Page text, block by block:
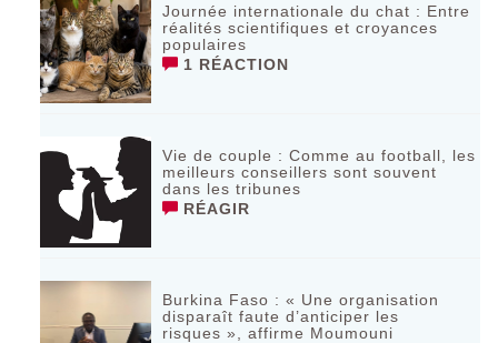
Journée internationale du chat : Entre
réalités scientifiques et croyances
populaires
1 RÉACTION
Vie de couple : Comme au football, les
meilleurs conseillers sont souvent
dans les tribunes
RÉAGIR
Burkina Faso : « Une organisation
disparaît faute d’anticiper les
risques », affirme Moumouni